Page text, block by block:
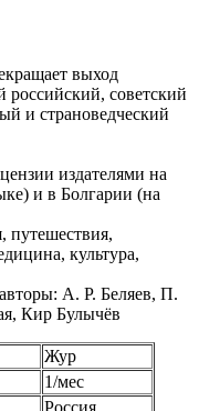
выход
советский
и страноведческий
издателями на
и в Болгарии (на
путешествия,
культура,
А. Р. Беляев, П.
Кир Булычёв
Жур
1/мес